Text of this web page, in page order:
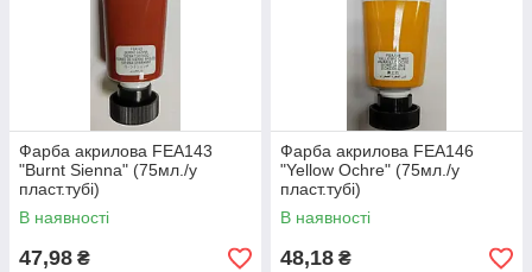
Фарба акрилова FEA143
"Burnt Sienna" (75мл./у
пласт.тубі)
В наявності
47,98 ₴
Фарба акрилова FEA146
"Yellow Ochre" (75мл./у
пласт.тубі)
В наявності
48,18 ₴